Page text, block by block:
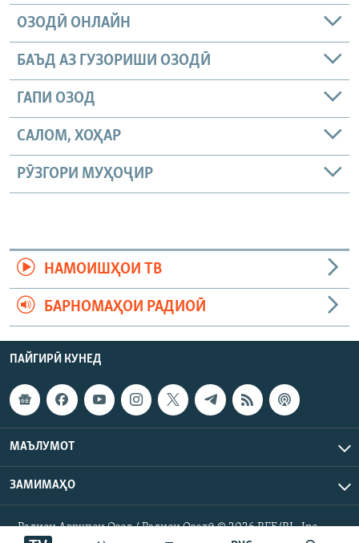
ОЗОДӢ ОНЛАЙН
БАЪД АЗ ГУЗОРИШИ ОЗОДӢ
ГАПИ ОЗОД
САЛОМ, ХОҲАР
РӮЗГОРИ МУҲОҶИР
НАМОИШҲОИ ТВ
БАРНОМАҲОИ РАДИОӢ
ПАЙГИРӢ КУНЕД
МАЪЛУМОТ
ЗАМИМАҲО
Радиои Аврупои Озод / Радиои Озодӣ © 2026 RFE/RL. Inc.